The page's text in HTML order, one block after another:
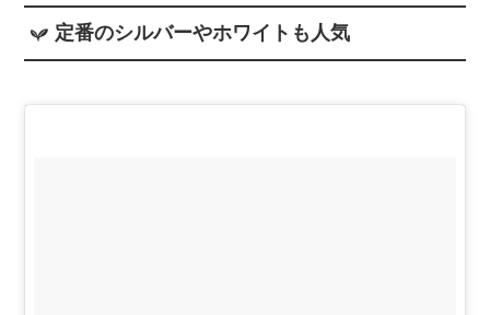
定番のシルバーやホワイトも人気